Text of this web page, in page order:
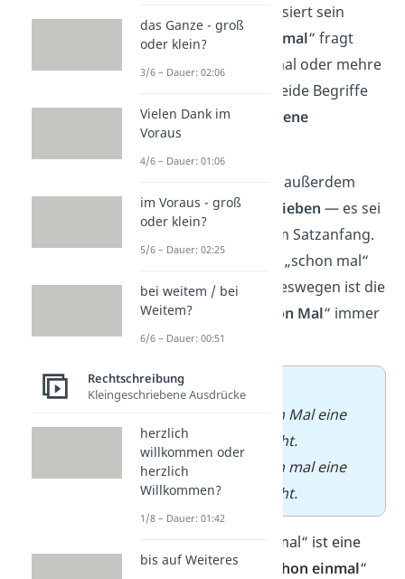
Vergangenheit passiert sein
könnte. Das Wort „ mal“ fragt
danach, ob es einmal oder mehre
Male passiert ist. Beide Begriffe
haben also ihre
eigene
Bedeutung
werden außerdem
immer kleingeschrieben — es sei
denn, sie stehen am Satzanfang.
Das ist bei „mal“ in „schon mal“
aber nie der Fall. Deswegen ist die
Schreibweise „
schon Mal“ immer
falsch.
➡️Beispiel:
Ich habe schon Mal eine
Weltreise gemacht.
✓Ich habe schon mal eine
Weltreise gemacht.
„Schon mal“ ist eine
Abkürzung von „
schon einmal“
das Ganze - groß
oder klein?
3/6 – Dauer: 02:06
Vielen Dank im
Voraus
4/6 – Dauer: 01:06
im Voraus - groß
oder klein?
5/6 – Dauer: 02:25
bei weitem / bei
Weitem?
6/6 – Dauer: 00:51
Rechtschreibung
Kleingeschriebene Ausdrücke
herzlich
willkommen oder
herzlich
Willkommen?
1/8 – Dauer: 01:42
bis auf Weiteres